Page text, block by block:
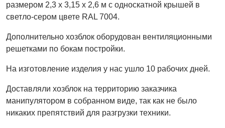
размером 2,3 х 3,15 х 2,6 м с односкатной крышей в
светло-сером цвете RAL 7004.
Дополнительно хозблок оборудован вентиляционными
решетками по бокам постройки.
На изготовление изделия у нас ушло 10 рабочих дней.
Доставляли хозблок на территорию заказчика
манипулятором в собранном виде, так как не было
никаких препятствий для разгрузки техники.